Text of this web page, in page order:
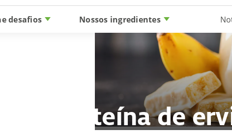
desafios Nossos ingredientes
de proteína de